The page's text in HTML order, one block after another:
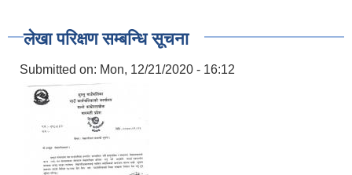
लेखा परिक्षण सम्बन्धि सूचना
Submitted on: Mon, 12/21/2020 - 16:12